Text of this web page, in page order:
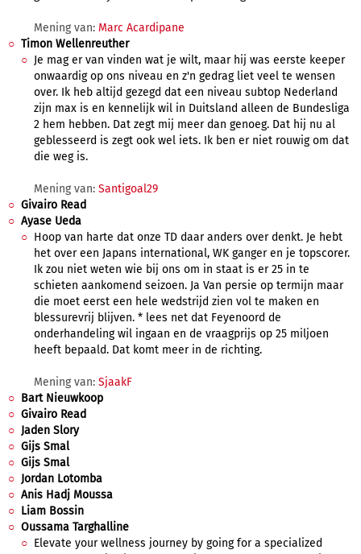
Mening van: Marc Acardipane
Timon Wellenreuther
Je mag er van vinden wat je wilt, maar hij was eerste keeper
onwaardig op ons niveau en z'n gedrag liet veel te wensen
over. Ik heb altijd gezegd dat een niveau subtop Nederland
zijn max is en kennelijk wil in Duitsland alleen de Bundesliga
2 hem hebben. Dat zegt mij meer dan genoeg. Dat hij nu al
geblesseerd is zegt ook wel iets. Ik ben er niet rouwig om dat
die weg is.
Mening van: Santigoal29
Givairo Read
Ayase Ueda
Hoop van harte dat onze TD daar anders over denkt. Je hebt
het over een Japans international, WK ganger en je topscorer.
Ik zou niet weten wie bij ons om in staat is er 25 in te
schieten aankomend seizoen. Ja Van persie op termijn maar
die moet eerst een hele wedstrijd zien vol te maken en
blessurevrij blijven. * lees net dat Feyenoord de
onderhandeling wil ingaan en de vraagprijs op 25 miljoen
heeft bepaald. Dat komt meer in de richting.
Mening van: SjaakF
Bart Nieuwkoop
Givairo Read
Jaden Slory
Gijs Smal
Gijs Smal
Jordan Lotomba
Anis Hadj Moussa
Liam Bossin
Oussama Targhalline
Elevate your wellness journey by going for a specialized